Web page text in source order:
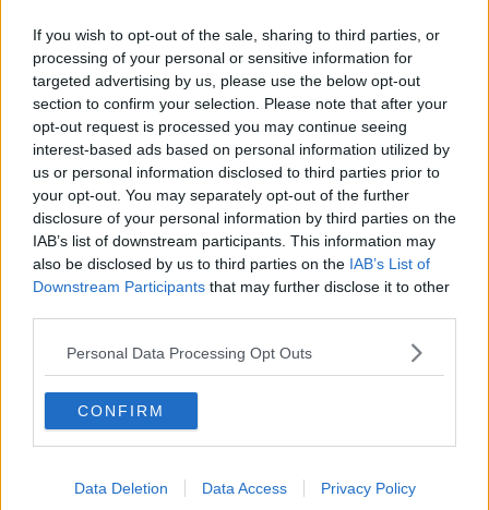
If you wish to opt-out of the sale, sharing to third parties, or
processing of your personal or sensitive information for
targeted advertising by us, please use the below opt-out
section to confirm your selection. Please note that after your
opt-out request is processed you may continue seeing
interest-based ads based on personal information utilized by
us or personal information disclosed to third parties prior to
your opt-out. You may separately opt-out of the further
disclosure of your personal information by third parties on the
IAB’s list of downstream participants. This information may
also be disclosed by us to third parties on the IAB’s List of
Downstream Participants that may further disclose it to other
Personal Data Processing Opt Outs
CONFIRM
Data Deletion Data Access Privacy Policy
Desmond Tutu "la voce dei senza voce"
Natale da incubo per Boris Johnson
La questione Ucraina
Cipro, un ponte dove si mischiano le culture
Una vigilia di Natale per un nuovo Rais
La questione israelo-palestinese ignorata dal G20
Erdogan continua a sfidare l'Occidente
Libano, collasso economico e guerra civile
Johnson, da Trump a Biden alla Brexit
L'AUKUS e il Quad
Biden, primo presidente USA non in guerra
Papa Bergoglio vedrà Viktor Orbán
Bennet, un giorno in attesa di Biden
Il ritorno dei talebani
​La lenta agonia del Libano
Sudafrica, è allarme alimentare
Usa di nuovo al centro della geopolitica internazionale
L’appuntamento di Israele con il cambiamento
La farsa delle elezioni in Siria
In Medioriente non ci sono favole, solo realtà
Biden chiama ma Netanyahu non risponde
Niente di nuovo in Medioriente